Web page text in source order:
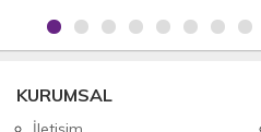
KURUMSAL